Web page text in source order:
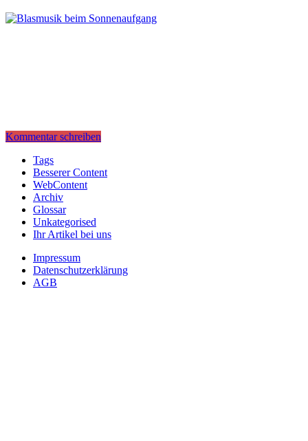
Kommentar schreiben
Tags
Besserer Content
WebContent
Archiv
Glossar
Unkategorised
Ihr Artikel bei uns
Impressum
Datenschutzerklärung
AGB